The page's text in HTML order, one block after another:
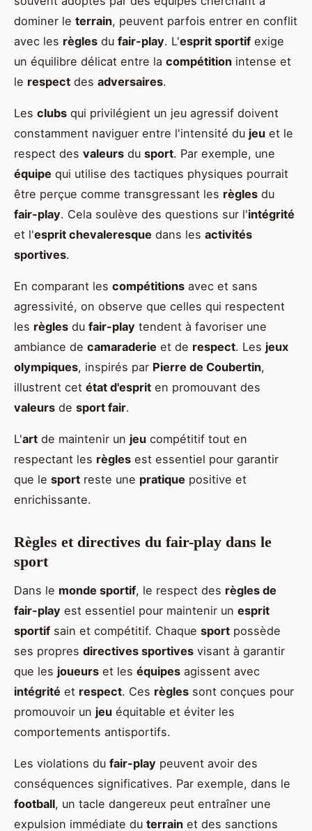
dominer le terrain, peuvent parfois entrer en conflit
avec les règles du fair-play. L'esprit sportif exige
un équilibre délicat entre la compétition intense et
le respect des adversaires.
Les clubs qui privilégient un jeu agressif doivent
constamment naviguer entre l'intensité du jeu et le
respect des valeurs du sport. Par exemple, une
équipe qui utilise des tactiques physiques pourrait
être perçue comme transgressant les règles du
fair-play. Cela soulève des questions sur l'intégrité
et l'esprit chevaleresque dans les activités
sportives.
En comparant les compétitions avec et sans
agressivité, on observe que celles qui respectent
les règles du fair-play tendent à favoriser une
ambiance de camaraderie et de respect. Les jeux
olympiques, inspirés par Pierre de Coubertin,
illustrent cet état d'esprit en promouvant des
valeurs de sport fair.
L'art de maintenir un jeu compétitif tout en
respectant les règles est essentiel pour garantir
que le sport reste une pratique positive et
enrichissante.
Règles et directives du fair-play dans le
sport
Dans le monde sportif, le respect des règles de
fair-play est essentiel pour maintenir un esprit
sportif sain et compétitif. Chaque sport possède
ses propres directives sportives visant à garantir
que les joueurs et les équipes agissent avec
intégrité et respect. Ces règles sont conçues pour
promouvoir un jeu équitable et éviter les
comportements antisportifs.
Les violations du fair-play peuvent avoir des
conséquences significatives. Par exemple, dans le
football, un tacle dangereux peut entraîner une
expulsion immédiate du terrain et des sanctions